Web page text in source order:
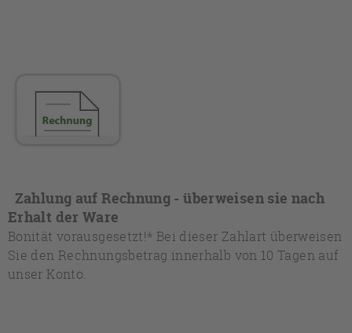
Zahlung auf Rechnung - überweisen sie nach
Erhalt der Ware
Bonität vorausgesetzt!* Bei dieser Zahlart überweisen
Sie den Rechnungsbetrag innerhalb von 10 Tagen auf
unser Konto.